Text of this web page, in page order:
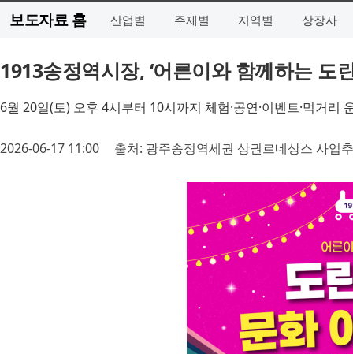
보도자료 홈 산업별 주제별 지역별 상장사
1913송정역시장, ‘어른이와 함께하는 도
6월 20일(토) 오후 4시부터 10시까지 체험·공연·이벤트·먹거리
2026-06-17 11:00 출처: 광주송정역세권 상권르네상스 사업